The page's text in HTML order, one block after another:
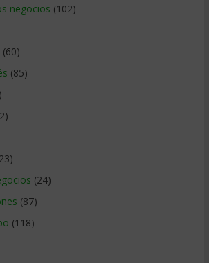
negocios (102)
(60)
(85)
(24)
(87)
(118)